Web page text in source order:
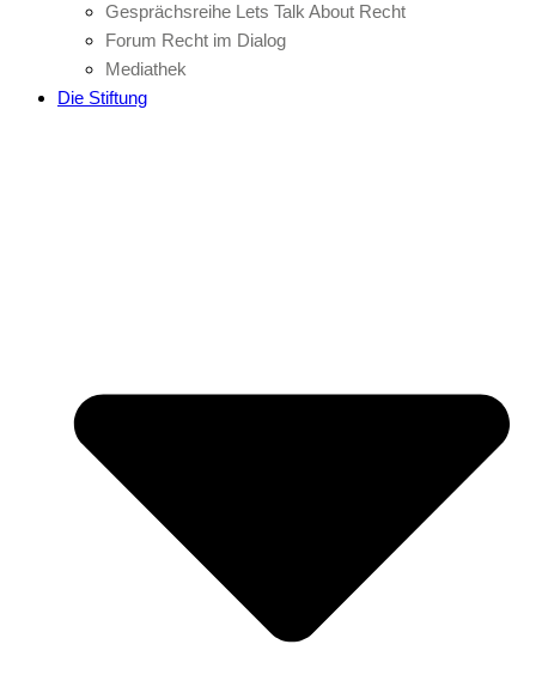
Gesprächsreihe Lets Talk About Recht
Forum Recht im Dialog
Mediathek
Die Stiftung